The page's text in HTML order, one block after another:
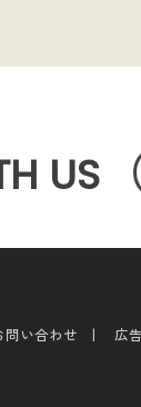
US
問い合わせ 広